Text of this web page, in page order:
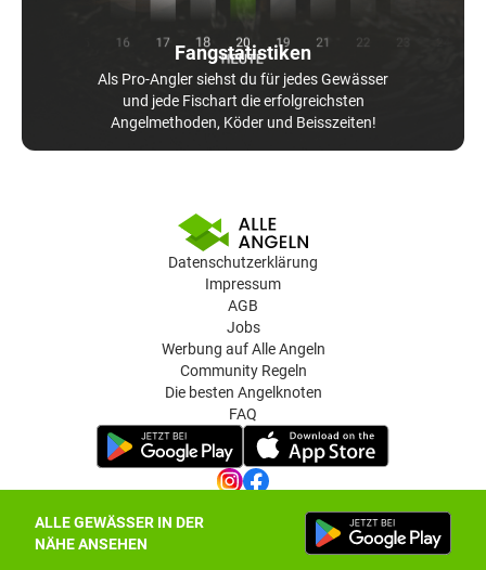
ALLE GEWÄSSER IN DER
NÄHE ANSEHEN
Fangstatistiken
Als Pro-Angler siehst du für jedes Gewässer
und jede Fischart die erfolgreichsten
Angelmethoden, Köder und Beisszeiten!
Datenschutzerklärung
Impressum
AGB
Jobs
Werbung auf Alle Angeln
Community Regeln
Die besten Angelknoten
FAQ
Datenschutz-Einstellungen